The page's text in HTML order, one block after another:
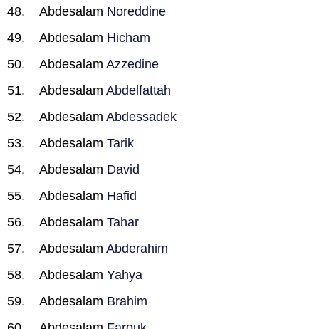
Abdesalam Noreddine
Abdesalam Hicham
Abdesalam Azzedine
Abdesalam Abdelfattah
Abdesalam Abdessadek
Abdesalam Tarik
Abdesalam David
Abdesalam Hafid
Abdesalam Tahar
Abdesalam Abderahim
Abdesalam Yahya
Abdesalam Brahim